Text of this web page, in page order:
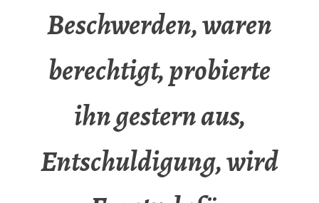
Beschwerden, waren
berechtigt, probierte
ihn gestern aus,
Entschuldigung, wird